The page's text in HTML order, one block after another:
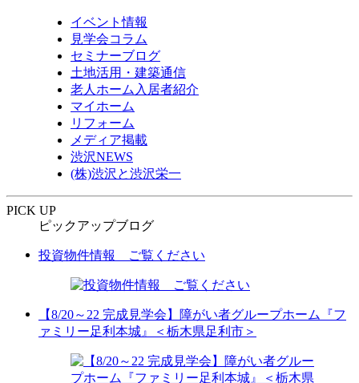
イベント情報
見学会コラム
セミナーブログ
土地活用・建築通信
老人ホーム入居者紹介
マイホーム
リフォーム
メディア掲載
渋沢NEWS
(株)渋沢と渋沢栄一
PICK UP
ピックアップブログ
投資物件情報 ご覧ください
【8/20～22 完成見学会】障がい者グループホーム『フ
ァミリー足利本城』＜栃木県足利市＞